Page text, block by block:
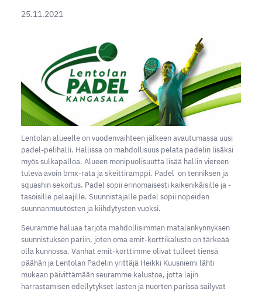
25.11.2021
Lentolan alueelle on vuodenvaihteen jälkeen avautumassa uusi
padel-pelihalli. Hallissa on mahdollisuus pelata padelin lisäksi
myös sulkapalloa. Alueen monipuolisuutta lisää hallin viereen
tuleva avoin bmx-rata ja skeittiramppi. Padel on tenniksen ja
squashin sekoitus. Padel sopii erinomaisesti kaikenikäisille ja -
tasoisille pelaajille. Suunnistajalle padel sopii nopeiden
suunnanmuutosten ja kiihdytysten vuoksi.
Seuramme haluaa tarjota mahdollisimman matalankynnyksen
suunnistuksen pariin, joten oma emit-korttikalusto on tärkeää
olla kunnossa. Vanhat emit-korttimme olivat tulleet tiensä
päähän ja Lentolan Padelin yrittäjä Heikki Kuusniemi lähti
mukaan päivittämään seuramme kalustoa, jotta lajin
harrastamisen edellytykset lasten ja nuorten parissa säilyvät